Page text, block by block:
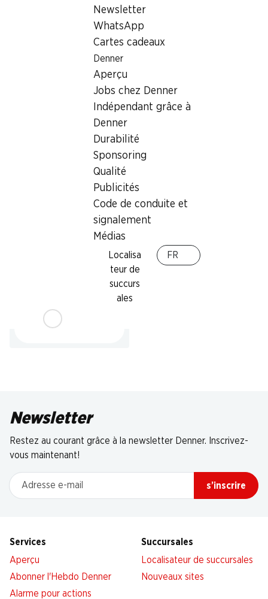
Newsletter
WhatsApp
Cartes cadeaux
Denner
Aperçu
Jobs chez Denner
Indépendant grâce à
Denner
Durabilité
Sponsoring
Qualité
Publicités
Code de conduite et
signalement
Médias
Localisa
teur de
succurs
ales
FR
Nectarines
Newsletter
Restez au courant grâce à la newsletter Denner. Inscrivez-
vous maintenant!
Adresse e-mail
s’inscrire
Services
Aperçu
Abonner l'Hebdo Denner
Alarme pour actions
Succursales
Localisateur de succursales
Nouveaux sites